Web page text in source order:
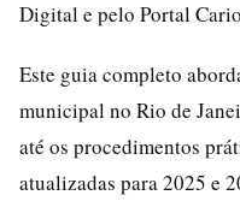
Digital e pelo Portal
Este guia completo
municipal no Rio de
até os procedimentos
atualizadas para 2025 e